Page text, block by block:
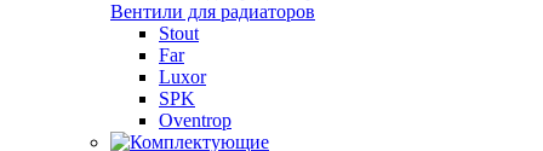
Вентили для радиаторов
Stout
Far
Luxor
SPK
Oventrop